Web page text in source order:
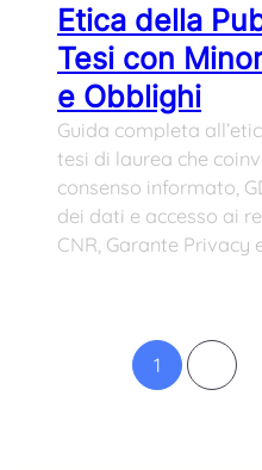
Etica della
Tesi con
e Obblighi
Guida completa
tesi di laurea che
consenso informato,
dei dati e accesso ai
CNR, Garante Privacy
1